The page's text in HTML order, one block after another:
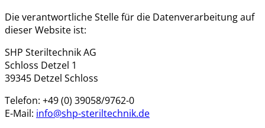
Die verantwortliche Stelle für die Datenverarbeitung auf
dieser Website ist:
SHP Steriltechnik AG
Schloss Detzel 1
39345 Detzel Schloss
Telefon: +49 (0) 39058/9762-0
E-Mail: info@shp-steriltechnik.de